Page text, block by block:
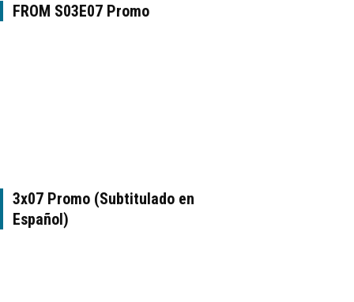
FROM S03E07 Promo
3x07 Promo (Subtitulado en
Español)